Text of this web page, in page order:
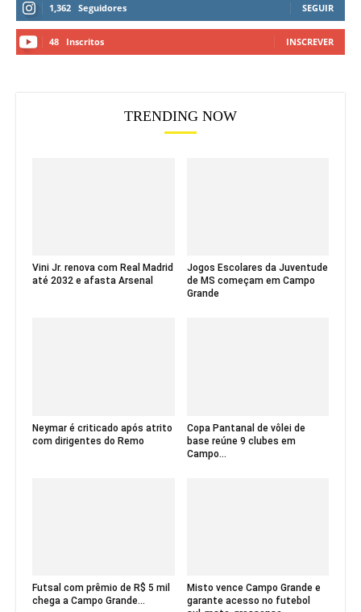
1,362 Seguidores SEGUIR
48 Inscritos INSCREVER
TRENDING NOW
Vini Jr. renova com Real Madrid
até 2032 e afasta Arsenal
Jogos Escolares da Juventude
de MS começam em Campo
Grande
Neymar é criticado após atrito
com dirigentes do Remo
Copa Pantanal de vôlei de
base reúne 9 clubes em
Campo...
Futsal com prêmio de R$ 5 mil
chega a Campo Grande...
Misto vence Campo Grande e
garante acesso no futebol